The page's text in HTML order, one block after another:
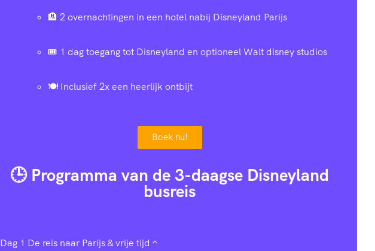
🏨 2 overnachtingen in een hotel nabij Disneyland Parijs
🎟️ 1 dag toegang tot Disneyland en optioneel Walt disney studios
🍽️ Inclusief 2x een heerlijk ontbijt
Boek nu!
🕒 Programma van de 3-daagse Disneyland
busreis
Dag 1 De reis naar Parijs & vrije tijd